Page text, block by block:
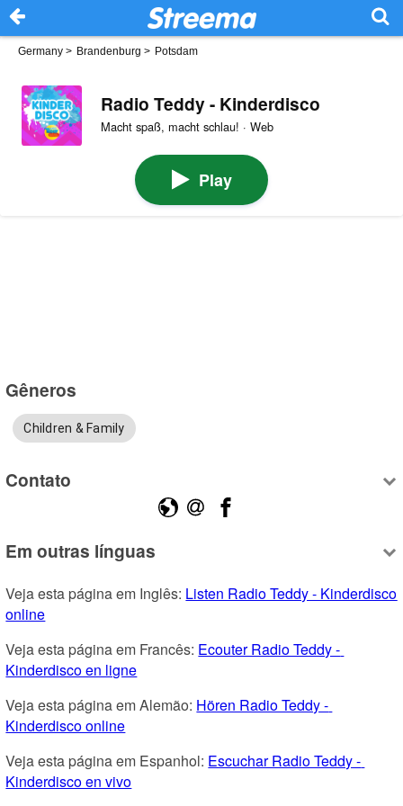
Germany > Brandenburg > Potsdam
Radio Teddy - Kinderdisco
Macht spaß, macht schlau! · Web
Play
Gêneros
Children & Family
Contato
Em outras línguas
Veja esta página em Inglês: Listen Radio Teddy - Kinderdisco
online
Veja esta página em Francês: Ecouter Radio Teddy -
Kinderdisco en ligne
Veja esta página em Alemão: Hören Radio Teddy -
Kinderdisco online
Veja esta página em Espanhol: Escuchar Radio Teddy -
Kinderdisco en vivo